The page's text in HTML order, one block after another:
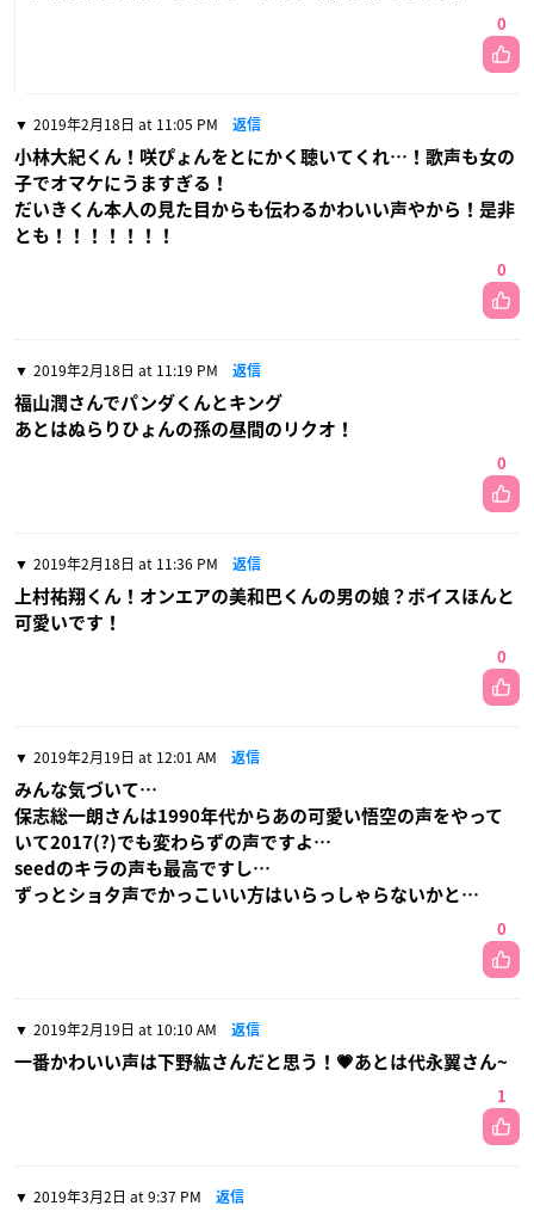
0
2019年2月18日 at 11:05 PM 返信
小林大紀くん！咲ぴょんをとにかく聴いてくれ…！歌声も女の
子でオマケにうますぎる！
だいきくん本人の見た目からも伝わるかわいい声やから！是非
とも！！！！！！！
0
2019年2月18日 at 11:19 PM 返信
福山潤さんでパンダくんとキング
あとはぬらりひょんの孫の昼間のリクオ！
0
2019年2月18日 at 11:36 PM 返信
上村祐翔くん！オンエアの美和巴くんの男の娘？ボイスほんと
可愛いです！
0
2019年2月19日 at 12:01 AM 返信
みんな気づいて…
保志総一朗さんは1990年代からあの可愛い悟空の声をやって
いて2017(?)でも変わらずの声ですよ…
seedのキラの声も最高ですし…
ずっとショタ声でかっこいい方はいらっしゃらないかと…
0
2019年2月19日 at 10:10 AM 返信
一番かわいい声は下野紘さんだと思う！💗あとは代永翼さん~
1
2019年3月2日 at 9:37 PM 返信